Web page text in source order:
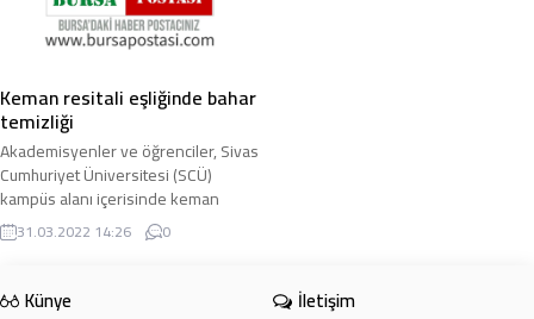
Keman resitali eşliğinde bahar
temizliği
Akademisyenler ve öğrenciler, Sivas
Cumhuriyet Üniversitesi (SCÜ)
kampüs alanı içerisinde keman
resitali eşliğinde bahar temizliği
yaparak çöp ...
31.03.2022 14:26 0
Künye
İletişim